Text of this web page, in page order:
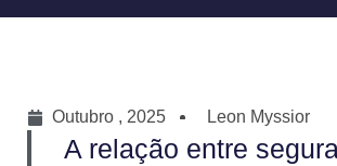
Outubro , 2025 Leon Myssior
A relação entre